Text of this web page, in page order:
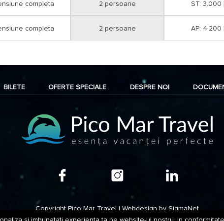
- cu card tichete de vacanta;
- in cont cu foaie de varsamant la
- in cont cu ordin de plata cu
Optional transport, transferuri.
completa 2 persoane ST: 3.000
completa 2 persoane AP: 4.200
BILETE OFERTE SPECIALE DESPRE NOI
Copyright Pico Mar Travel | Webdesign by SigmaNet